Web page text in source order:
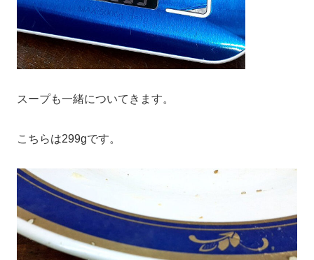
スープも一緒についてきます。
こちらは299gです。